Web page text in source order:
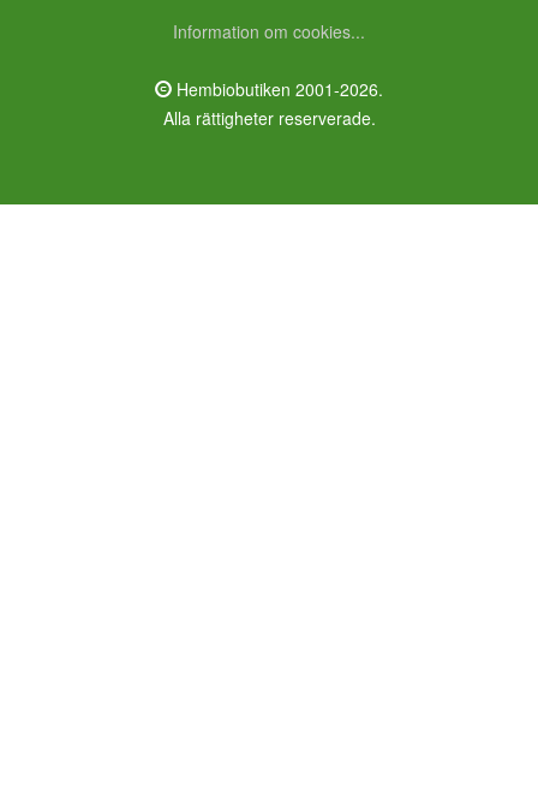
Information om cookies...
Hembiobutiken 2001-2026.
Alla rättigheter reserverade.